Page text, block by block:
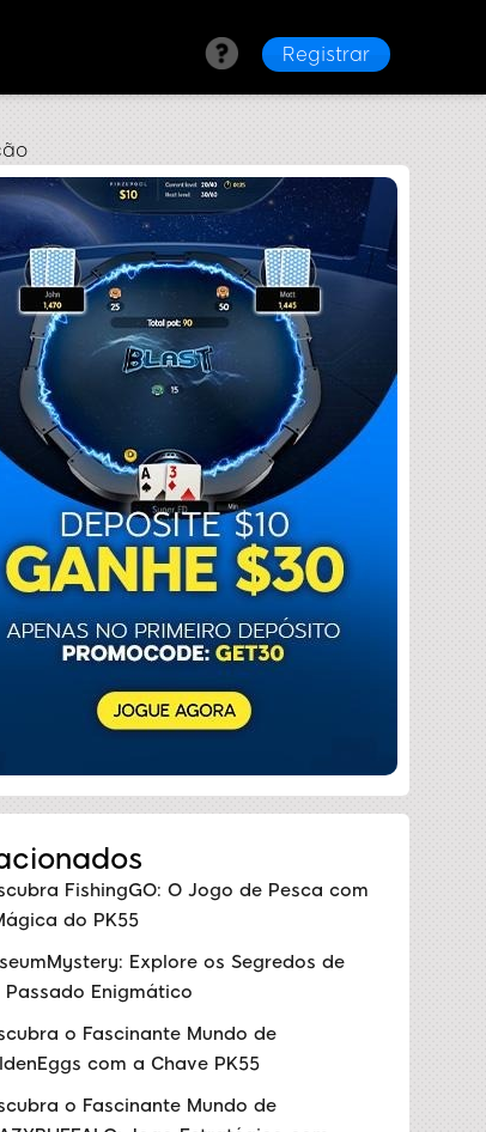
Registrar
FishingGO: O Jogo de Pesca com
do PK55
Explore os Segredos de
Passado Enigmático
o Fascinante Mundo de
com a Chave PK55
o Fascinante Mundo de